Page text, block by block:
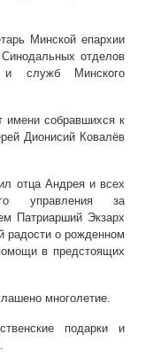
Минской епархии
отделов
и служб Минского
имени собравшихся к
Дионисий Ковалёв
отца Андрея и всех
управления за
Патриарший Экзарх
радости о рожденном
в предстоящих
многолетие.
подарки и